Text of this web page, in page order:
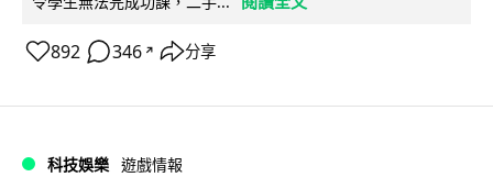
892 346 ↗ 分享
科技娛樂 遊戲情報